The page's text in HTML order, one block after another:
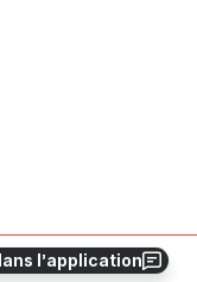
l’application